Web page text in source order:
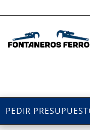
PEDIR